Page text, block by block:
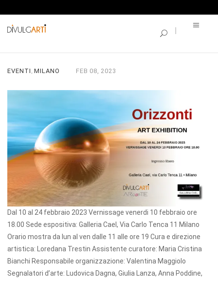
EVENTI , MILANO FEB 08, 2023
Dal 10 al 24 febbraio 2023 Vernissage venerdi 10 febbraio ore
18.00 Sede espositiva: Galleria Cael, Via Carlo Tenca 11 Milano
Orario mostra da lun al ven dalle 11 alle ore 19 Cura e direzione
artistica: Loredana Trestin Assistente curatore: Maria Cristina
Bianchi Responsabile organizzazione: Valentina Maggiolo
Segnalatori d’arte: Ludovica Dagna, Giulia Lanza, Anna Poddine,